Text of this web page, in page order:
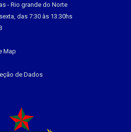
- Rio grande do Norte
das 7:30 às 13:30hs
Map
de Dados